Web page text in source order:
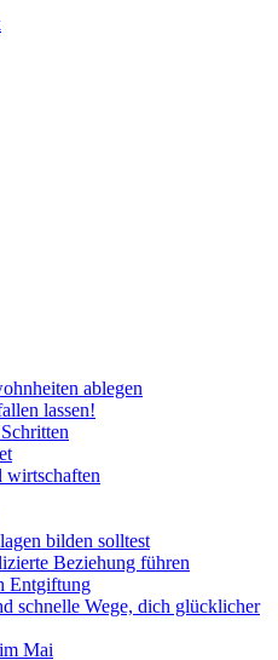
ablegen
lassen!
wirtschaften
bilden solltest
Beziehung führen
Entgiftung
schnelle Wege, dich glücklicher
Mai